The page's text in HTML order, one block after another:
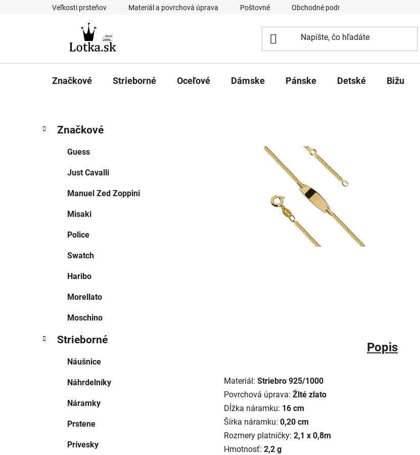
Veľkosti prsteňov Materiál a povrchová úprava Poštovné Obchodné podmienky
Značkové Strieborné Oceľové Dámske Pánske Detské Bižu
B
kategórie
a
Značkové
Guess
Just Cavalli
Manuel Zed Zoppini
Misaki
Police
Swatch
Haribo
Morellato
Moschino
Strieborné
Náušnice
Náhrdelníky
Náramky
Prstene
Prívesky
Popis
Materiál: Striebro 925/1000
Povrchová úprava: Žlté zlato
Dĺžka náramku: 16 cm
Šírka náramku: 0,20 cm
Rozmery platničky: 2,1 x 0,8m
Hmotnosť: 2,2 g